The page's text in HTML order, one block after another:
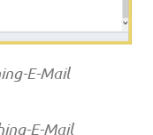
E-Mail
E-Mail